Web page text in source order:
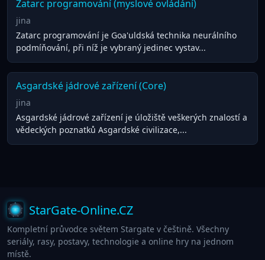
Zatarc programování (myslové ovládání)
jina
Zatarc programování je Goa'uldská technika neurálního
podmíňování, při níž je vybraný jedinec vystav...
Asgardské jádrové zařízení (Core)
jina
Asgardské jádrové zařízení je úložiště veškerých znalostí a
vědeckých poznatků Asgardské civilizace,...
StarGate-Online.CZ
Kompletní průvodce světem Stargate v češtině. Všechny
seriály, rasy, postavy, technologie a online hry na jednom
místě.